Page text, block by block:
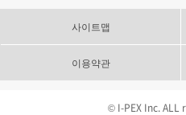
사이트맵
이용약관
© I-PEX Inc. ALL